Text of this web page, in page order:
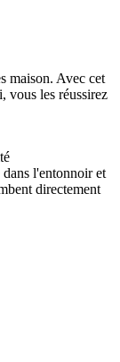
maison. Avec cet
vous les réussirez
l'entonnoir et
directement